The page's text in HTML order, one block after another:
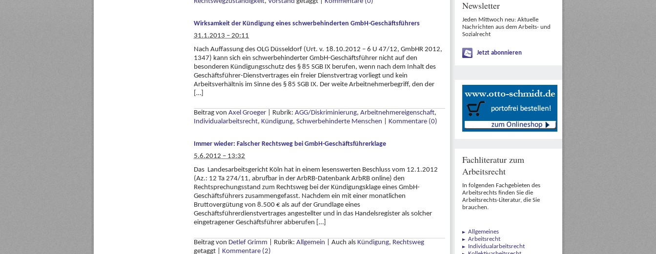
Wirksamkeit der Kündigung eines schwerbehinderten GmbH-Geschäftsführers
31.1.2013 – 20:11
Nach Auffassung des OLG Düsseldorf (Urt. v. 18.10.2012 – 6 U 47/12, GmbHR 2012,
1347) kann sich ein schwerbehinderter GmbH-Geschäftsführer nicht auf den
besonderen Kündigungsschutz des § 85 SGB IX berufen, wenn nach dem Inhalt des
Geschäftsführer-Dienstvertrages ein freier Dienstvertrag vorliegt und kein
Arbeitsverhältnis im Sinne des § 85 SGB IX. Der weite Arbeitnehmerbegriff, den der
[…]
Beitrag von Axel Groeger Rubrik: AGG/Diskriminierung, Arbeitnehmereigenschaft,
Individualarbeitsrecht, Kündigung, Schwerbehinderte Menschen Kommentare (0)
Immer wieder: Falscher Rechtsweg bei GmbH-Geschäftsführerklage
5.6.2012 – 13:32
Das Landesarbeitsgericht Köln hat in einem lesenswerten Beschluss vom 12.1.2012
(Az.: 12 Ta 274/11, abrufbar in der ArbRB-Datenbank ArbRB online) den
Rechtsprechungsstand zum Rechtsweg bei der Kündigungsklage eines GmbH-
Geschäftsführers zusammengefasst. Nachdem ein mit einer monatlichen
Bruttovergütung von 8.500 € als auf der Grundlage eines
Geschäftsführerdienstvertrages angestellter und in das Handelsregister als solcher
eingetragener Geschäftsführer abberufen […]
Beitrag von Detlef Grimm Rubrik: Allgemein Auch als Kündigung, Rechtsweg
getaggt
Kommentare (2)
Newsletter
Jeden Mittwoch neu: Aktuelle
Nachrichten aus dem Arbeits- und
Sozialrecht
Jetzt abonnieren
Fachliteratur zum
Arbeitsrecht
In folgenden Fachgebieten des
Arbeitsrechts finden Sie die
Arbeitsrechts-Literatur, die Sie
brauchen.
Allgemeines
Arbeitsrecht
Individualarbeitsrecht